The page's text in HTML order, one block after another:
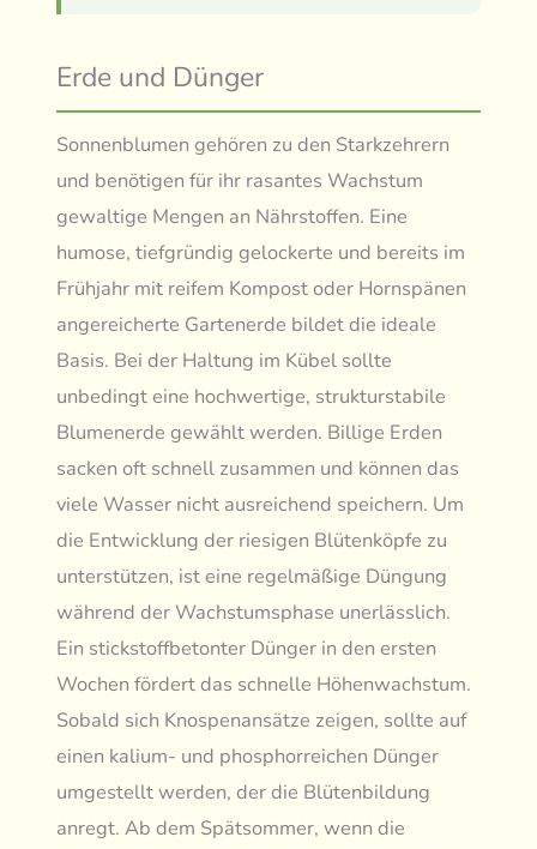
Erde und Dünger
Sonnenblumen gehören zu den Starkzehrern
und benötigen für ihr rasantes Wachstum
gewaltige Mengen an Nährstoffen. Eine
humose, tiefgründig gelockerte und bereits im
Frühjahr mit reifem Kompost oder Hornspänen
angereicherte Gartenerde bildet die ideale
Basis. Bei der Haltung im Kübel sollte
unbedingt eine hochwertige, strukturstabile
Blumenerde gewählt werden. Billige Erden
sacken oft schnell zusammen und können das
viele Wasser nicht ausreichend speichern. Um
die Entwicklung der riesigen Blütenköpfe zu
unterstützen, ist eine regelmäßige Düngung
während der Wachstumsphase unerlässlich.
Ein stickstoffbetonter Dünger in den ersten
Wochen fördert das schnelle Höhenwachstum.
Sobald sich Knospenansätze zeigen, sollte auf
einen kalium- und phosphorreichen Dünger
umgestellt werden, der die Blütenbildung
anregt. Ab dem Spätsommer, wenn die